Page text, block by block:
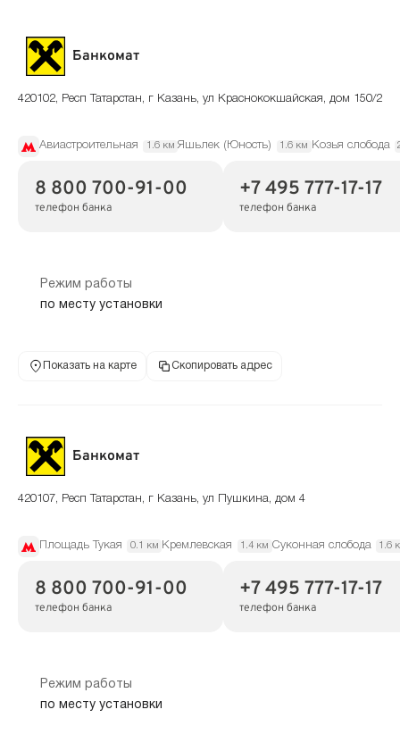
Банкомат
420102, Респ Татарстан, г Казань, ул Краснококшайская, дом 150/2
Авиастроительная 1.6 км Яшьлек (Юность) 1.6 км Козья слобода
8 800 700-91-00
телефон банка
+7 495 777-17-17
телефон банка
Режим работы
по месту установки
Показать на карте Скопировать адрес
Банкомат
420107, Респ Татарстан, г Казань, ул Пушкина, дом 4
Площадь Тукая 0.1 км Кремлевская 1.4 км Суконная слобода 1.6
8 800 700-91-00
телефон банка
+7 495 777-17-17
телефон банка
Режим работы
по месту установки